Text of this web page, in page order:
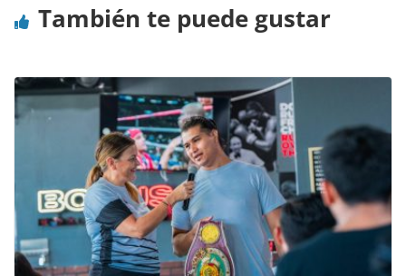
También te puede gustar